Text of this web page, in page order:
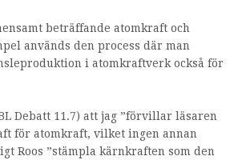
beträffande atomkraft och
används den process där man
i atomkraftverk också för
Debatt 11.7) att jag ”förvillar läsaren
för atomkraft, vilket ingen annan
Roos ”stämpla kärnkraften som den